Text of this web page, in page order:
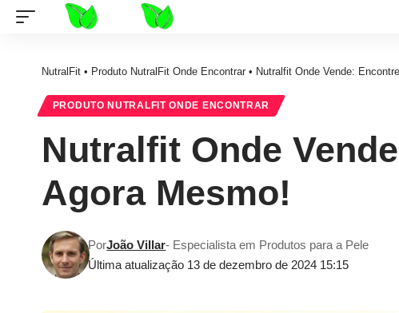
NutralFit • Produto NutralFit Onde Encontrar • Nutralfit Onde Vende:
PRODUTO NUTRALFIT ONDE ENCONTRAR
Nutralfit Onde
Agora Mesmo!
Última atualização 13 de dezembro de 2024 15:15
PorJoão Villar- Especialista em Produtos para a Pele